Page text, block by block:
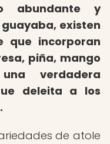
abundante y
existen
que incorporan
piña, mango
verdadera
deleita a los
de atole